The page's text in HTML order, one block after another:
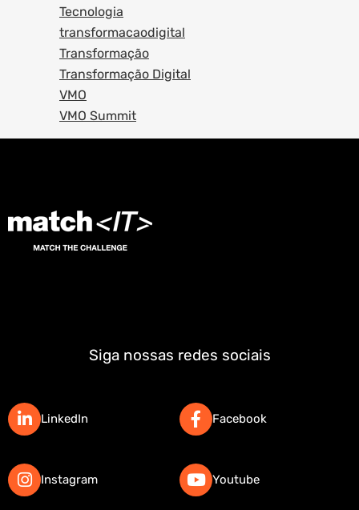
Tecnologia
transformacaodigital
Transformação
Transformação Digital
VMO
VMO Summit
Siga nossas redes sociais
LinkedIn
Instagram
Facebook
Youtube